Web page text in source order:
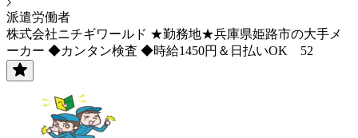
派遣労働者
株式会社ニチギワールド ★勤務地★兵庫県姫路市の大手メ
ーカー ◆カンタン検査 ◆時給1450円＆日払いOK 52